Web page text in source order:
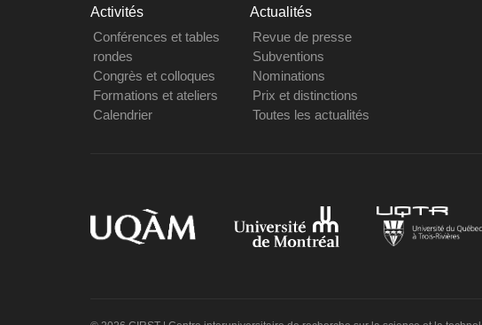
Activités
Conférences et tables
rondes
Congrès et colloques
Formations et ateliers
Calendrier
Actualités
Revue de presse
Subventions
Nominations
Prix et distinctions
Toutes les actualités